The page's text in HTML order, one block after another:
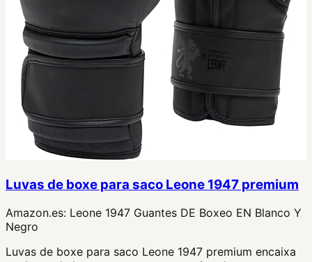
Luvas de boxe para saco Leone 1947 premium
Amazon.es: Leone 1947 Guantes DE Boxeo EN Blanco Y
Negro
Luvas de boxe para saco Leone 1947 premium encaixa